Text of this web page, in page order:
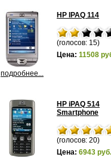
подробнее...
HP IPAQ 114
(голосов: 15)
Цена: 11508
HP iPAQ 514
Smartphone
(голосов: 20)
Цена: 6943 руб.